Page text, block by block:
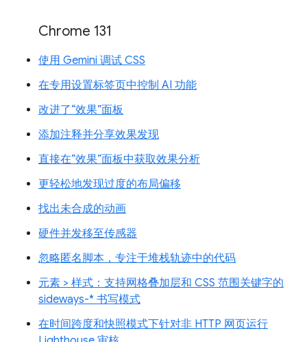
Chrome 131
使用 Gemini 调试 CSS
在专用设置标签页中控制 AI 功能
改进了“效果”面板
添加注释并分享效果发现
直接在“效果”面板中获取效果分析
更轻松地发现过度的布局偏移
找出未合成的动画
硬件并发移至传感器
忽略匿名脚本，专注于堆栈轨迹中的代码
元素 > 样式：支持网格叠加层和 CSS 范围关键字的
sideways-* 书写模式
在时间跨度和快照模式下针对非 HTTP 网页运行